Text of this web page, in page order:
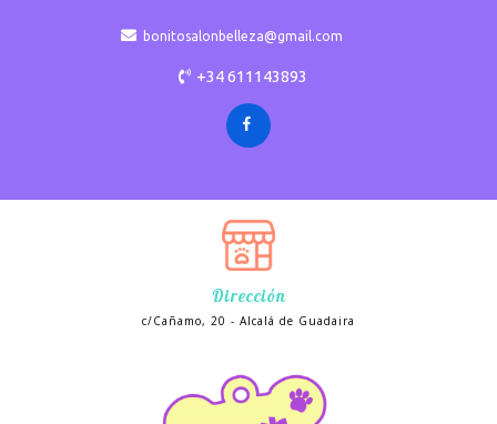
bonitosalonbelleza@gmail.com
+34 611143893
Dirección
c/Cañamo, 20 - Alcalá de Guadaira